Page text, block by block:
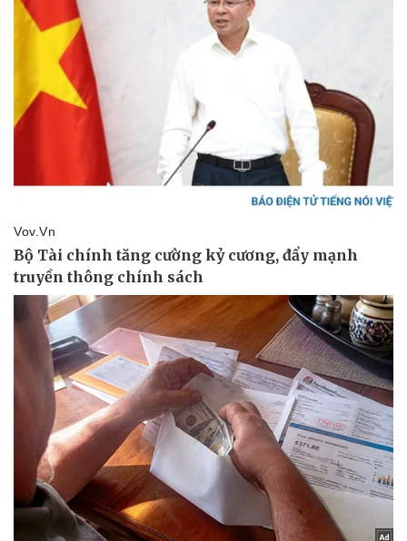
Thể thao
Bóng đá
Lịch thi đấu bóng đá
Thế giới thể thao
eSports
Hậu trường
Ô tô - Xe máy
Ô tô
Xe máy
Tư vấn